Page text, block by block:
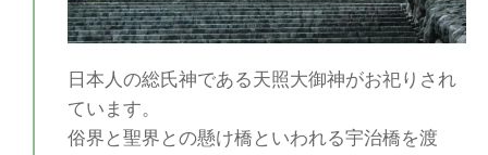
日本人の総氏神である天照大御神がお祀りされ
ています。
俗界と聖界との懸け橋といわれる宇治橋を渡